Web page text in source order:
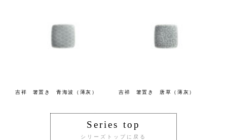
吉祥 箸置き 青海波（薄灰） 吉祥 箸置き 唐草（薄灰）
Series top
シリーズトップに戻る